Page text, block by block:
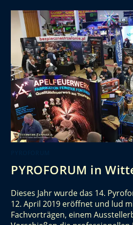
PYROFORUM in
Dieses Jahr wurde das 14.
12. April 2019 eröffnet und lud
Fachvorträgen, einem